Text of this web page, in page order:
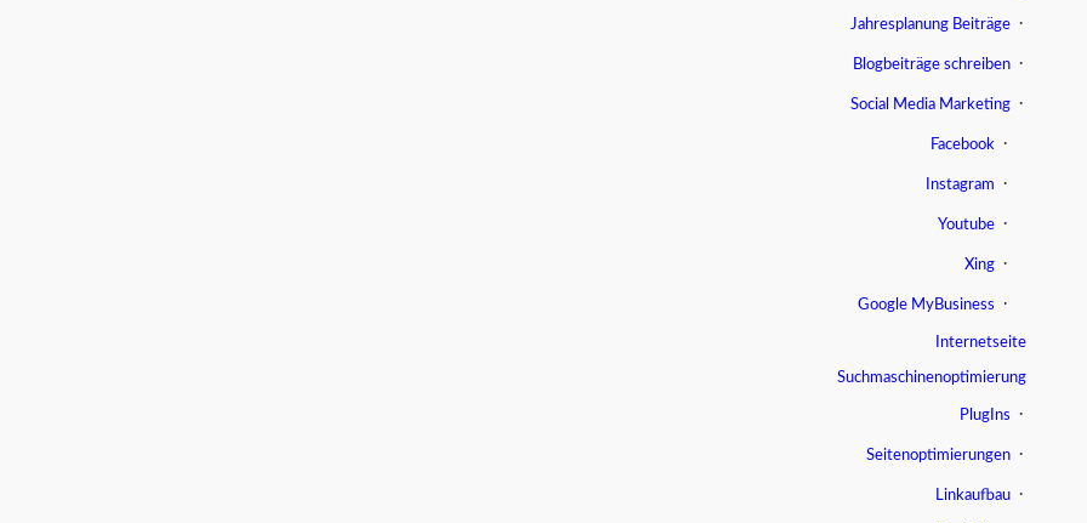
Jahresplanung Beiträge
Blogbeiträge schreiben
Social Media Marketing
Facebook
Instagram
Youtube
Xing
Google MyBusiness
Internetseite
Suchmaschinenoptimierung
PlugIns
Seitenoptimierungen
Linkaufbau